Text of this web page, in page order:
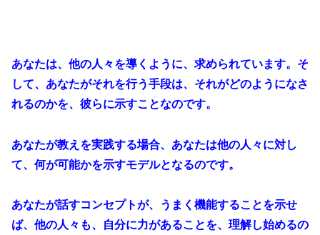
あなたは、他の人々を導くように、求められています。そ
して、あなたがそれを行う手段は、それがどのようになさ
れるのかを、彼らに示すことなのです。
あなたが教えを実践する場合、あなたは他の人々に対し
て、何が可能かを示すモデルとなるのです。
あなたが話すコンセプトが、うまく機能することを示せ
ば、他の人々も、自分に力があることを、理解し始めるの